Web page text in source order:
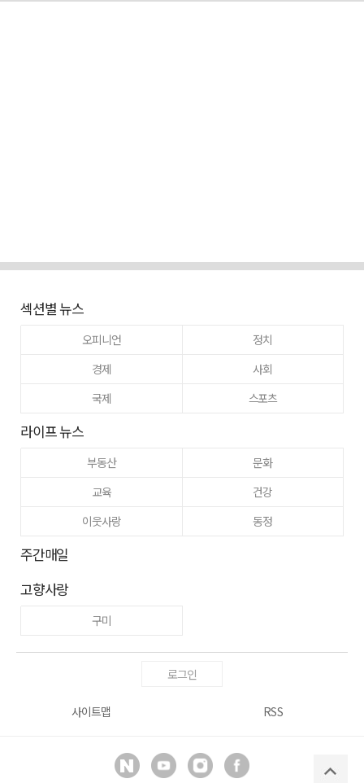
섹션별 뉴스
오피니언
정치
경제
사회
국제
스포츠
라이프 뉴스
부동산
문화
교육
건강
이웃사랑
동정
주간매일
고향사랑
구미
로그인
사이트맵 RSS